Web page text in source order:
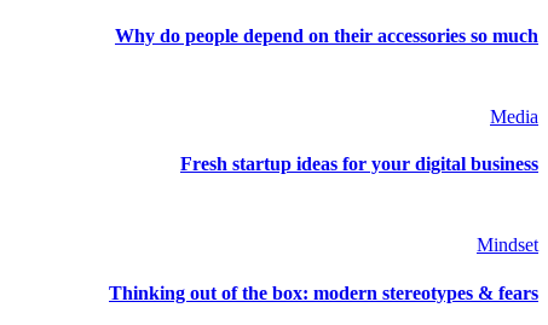
Why do people depend on their accessories so much
Media
Fresh startup ideas for your digital business
Mindset
Thinking out of the box: modern stereotypes & fears